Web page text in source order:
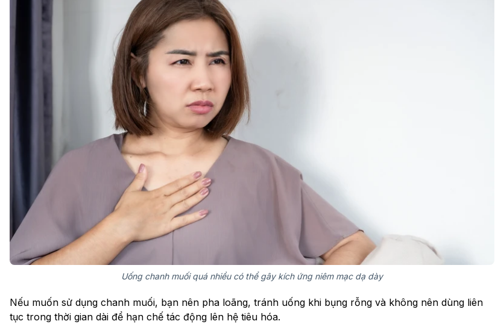
Uống chanh muối quá nhiều có thể gây kích ứng niêm mạc dạ dày
Nếu muốn sử dụng chanh muối, bạn nên pha loãng, tránh uống khi bụng rỗng và không nên dùng liên
tục trong thời gian dài để hạn chế tác động lên hệ tiêu hóa.